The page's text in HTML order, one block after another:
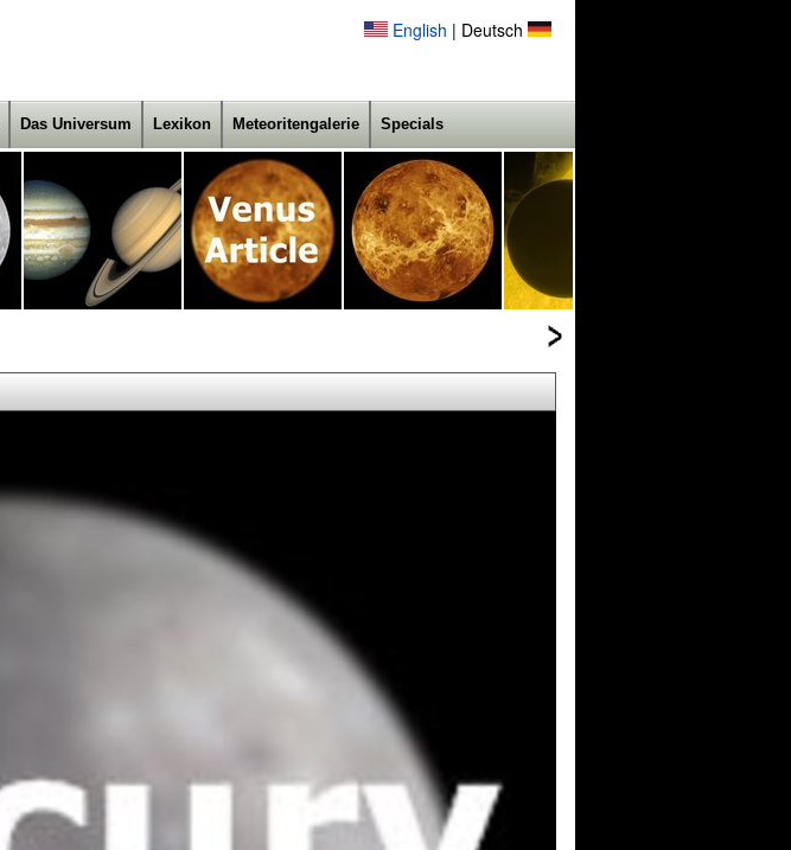
English | Deutsch
Das Universum Lexikon Meteoritengalerie Specials